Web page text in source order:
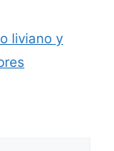
liviano y